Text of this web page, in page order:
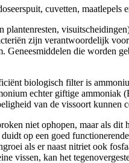
cuvetten,
plantenresten,
zijn verantwoordelijk
Geneesmiddelen die worden
biologisch filter is
echter giftige ammoniak
van de vissoort kunnen
niet ophopen, maar als
op een goed
als er naast nitriet ook
vissen, kan het